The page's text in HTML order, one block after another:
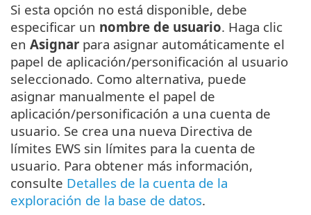
Si esta opción no está disponible, debe
especificar un nombre de usuario. Haga clic
en Asignar para asignar automáticamente el
papel de aplicación/personificación al usuario
seleccionado. Como alternativa, puede
asignar manualmente el papel de
aplicación/personificación a una cuenta de
usuario. Se crea una nueva Directiva de
límites EWS sin límites para la cuenta de
usuario. Para obtener más información,
consulte Detalles de la cuenta de la
exploración de la base de datos.